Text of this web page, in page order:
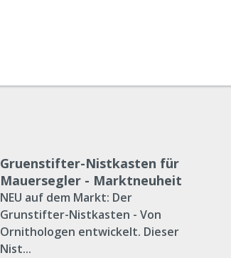
Gruenstifter-Nistkasten für
Mauersegler - Marktneuheit
NEU auf dem Markt: Der
Grunstifter-Nistkasten - Von
Ornithologen entwickelt. Dieser
Nist...